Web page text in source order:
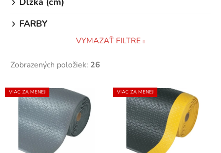
FARBY
VYMAZAŤ FILTRE
Zobrazených položiek: 26
V
ý
VIAC ZA MENEJ VIAC ZA MENEJ